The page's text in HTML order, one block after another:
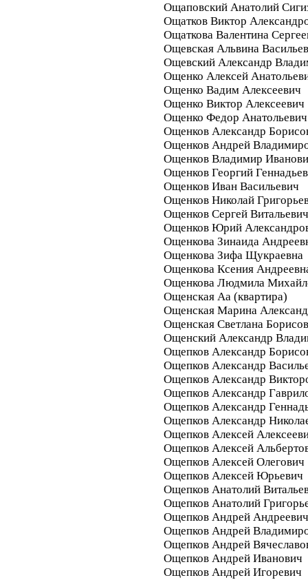
Ощаповский Анатолий
Ощатков Виктор
Ощаткова Валентина
Ощевская Альвина
Ощевский Александр
Ощенко Алексей
Ощенко Вадим Алексеевич
Ощенко Виктор Алексеевич
Ощенко Федор Анатольевич
Ощенков Александр
Ощенков Андрей
Ощенков Владимир
Ощенков Георгий
Ощенков Иван Васильевич
Ощенков Николай
Ощенков Сергей Витальевич
Ощенков Юрий
Ощенкова Зинаида
Ощенкова Зифа Щукраевна
Ощенкова Ксения
Ощенкова Людмила
Ощенская Аа (квартира)
Ощенская Марина
Ощенская Светлана
Ощенский Александр
Ощепков Александр
Ощепков Александр
Ощепков Александр
Ощепков Александр
Ощепков Александр
Ощепков Александр
Ощепков Алексей
Ощепков Алексей
Ощепков Алексей Олегович
Ощепков Алексей Юрьевич
Ощепков Анатолий
Ощепков Анатолий
Ощепков Андрей Андреевич
Ощепков Андрей
Ощепков Андрей
Ощепков Андрей Иванович
Ощепков Андрей Игоревич